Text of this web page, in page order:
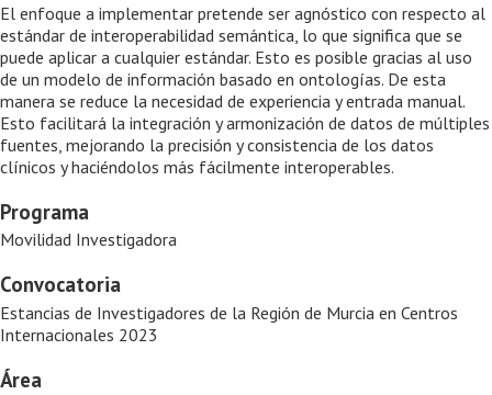
El enfoque a implementar pretende ser agnóstico con respecto al
estándar de interoperabilidad semántica, lo que significa que se
puede aplicar a cualquier estándar. Esto es posible gracias al uso
de un modelo de información basado en ontologías. De esta
manera se reduce la necesidad de experiencia y entrada manual.
Esto facilitará la integración y armonización de datos de múltiples
fuentes, mejorando la precisión y consistencia de los datos
clínicos y haciéndolos más fácilmente interoperables.
Programa
Movilidad Investigadora
Convocatoria
Estancias de Investigadores de la Región de Murcia en Centros
Internacionales 2023
Área